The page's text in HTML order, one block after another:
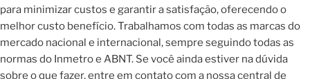
para minimizar custos e garantir a satisfação, oferecendo o
melhor custo benefício. Trabalhamos com todas as marcas do
mercado nacional e internacional, sempre seguindo todas as
normas do Inmetro e ABNT. Se você ainda estiver na dúvida
sobre o que fazer, entre em contato com a nossa central de